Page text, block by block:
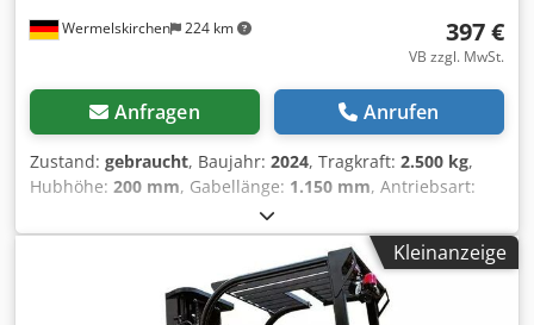
Wermelskirchen 224 km 397 €
VB zzgl. MwSt.
Anfragen Anrufen
Zustand: gebraucht, Baujahr: 2024, Tragkraft: 2.500 kg,
Hubhöhe: 200 mm, Gabellänge: 1.150 mm, Antriebsart:
, Handhubwagen Gabelbreite: 540 mm
Dcjdpfxexfygfo Apmek Masttyp: Keiner Bereifung vorne
Typ: Polyurethan Bereifung vorne Zustand: 80 - 100%
Bereifung hinten Typ: Polyurethan Bereifung hinten
Zustand: 80 - 100%
Kleinanzeige